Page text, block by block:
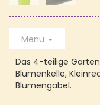
Menu
Das 4-teilige
Blumenkelle,
Blumengabel.